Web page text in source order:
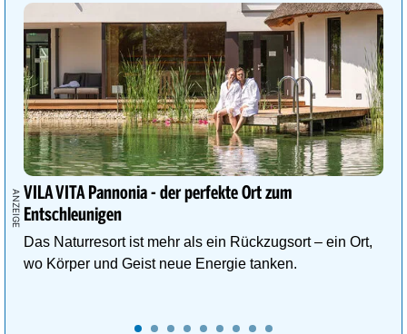
VILA VITA Pannonia - der perfekte Ort zum
Entschleunigen
Das Naturresort ist mehr als ein Rückzugsort – ein Ort,
wo Körper und Geist neue Energie tanken.